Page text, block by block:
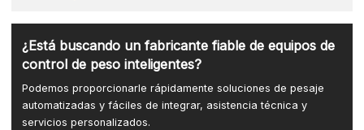
¿Está buscando un fabricante fiable de equipos de
control de peso inteligentes?
Podemos proporcionarle rápidamente soluciones de pesaje
automatizadas y fáciles de integrar, asistencia técnica y
servicios personalizados.